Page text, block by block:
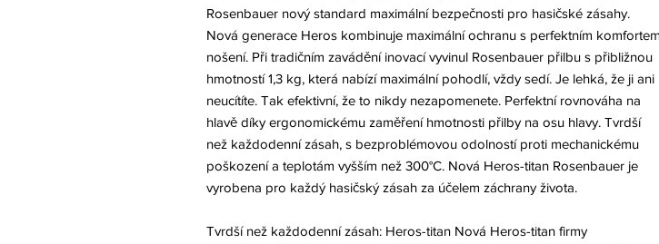
Rosenbauer nový standard maximální bezpečnosti pro hasičské zásahy.
Nová generace Heros kombinuje maximální ochranu s perfektním komfortem
nošení. Při tradičním zavádění inovací vyvinul Rosenbauer přilbu s přibližnou
hmotností 1,3 kg, která nabízí maximální pohodlí, vždy sedí. Je lehká, že ji ani
neucítíte. Tak efektivní, že to nikdy nezapomenete. Perfektní rovnováha na
hlavě díky ergonomickému zaměření hmotnosti přilby na osu hlavy. Tvrdší
než každodenní zásah, s bezproblémovou odolností proti mechanickému
poškození a teplotám vyšším než 300°C. Nová Heros-titan Rosenbauer je
vyrobena pro každý hasičský zásah za účelem záchrany života.
Tvrdší než každodenní zásah: Heros-titan Nová Heros-titan firmy